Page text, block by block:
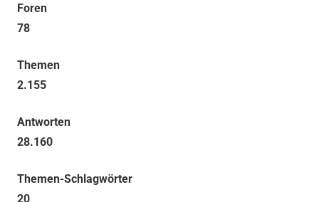
Foren
78
Themen
2.155
Antworten
28.160
Themen-Schlagwörter
20